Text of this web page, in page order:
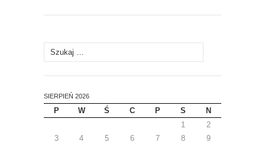
Szukaj:
SIERPIEŃ 2026
P W Ś C P S
N
1
2
3
4 5 6 7 8
9